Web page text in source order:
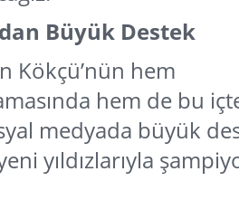
Büyük Destek
Kökçü’nün hem
hem de bu
medyada büyük
yıldızlarıyla